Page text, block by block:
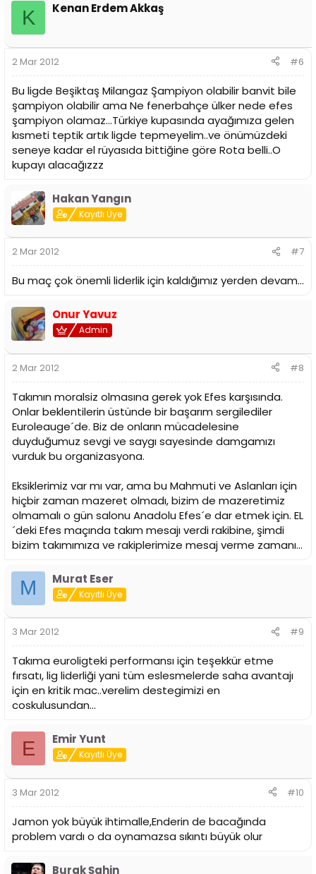
K Kenan Erdem Akkaş
2 Mar 2012 #6
Bu ligde Beşiktaş Milangaz Şampiyon olabilir banvit bile
şampiyon olabilir ama Ne fenerbahçe ülker nede efes
şampiyon olamaz...Türkiye kupasında ayağımıza gelen
kısmeti teptik artık ligde tepmeyelim..ve önümüzdeki
seneye kadar el rüyasıda bittiğine göre Rota belli..O
kupayı alacağızzz
Hakan Yangın
Kayıtlı Üye
2 Mar 2012 #7
Bu maç çok önemli liderlik için kaldığımız yerden devam...
Onur Yavuz
Admin
2 Mar 2012 #8
Takımın moralsiz olmasına gerek yok Efes karşısında.
Onlar beklentilerin üstünde bir başarım sergilediler
Euroleauge´de. Biz de onların mücadelesine
duyduğumuz sevgi ve saygı sayesinde damgamızı
vurduk bu organizasyona.
Eksiklerimiz var mı var, ama bu Mahmuti ve Aslanları için
hiçbir zaman mazeret olmadı, bizim de mazeretimiz
olmamalı o gün salonu Anadolu Efes´e dar etmek için. EL
´deki Efes maçında takım mesajı verdi rakibine, şimdi
bizim takımımıza ve rakiplerimize mesaj verme zamanı...
M Murat Eser
Kayıtlı Üye
3 Mar 2012 #9
Takıma euroligteki performansı için teşekkür etme
fırsatı, lig liderliği yani tüm eslesmelerde saha avantajı
için en kritik mac..verelim destegimizi en
coskulusundan...
E Emir Yunt
Kayıtlı Üye
3 Mar 2012 #10
Jamon yok büyük ihtimalle,Enderin de bacağında
problem vardı o da oynamazsa sıkıntı büyük olur
Burak Şahin